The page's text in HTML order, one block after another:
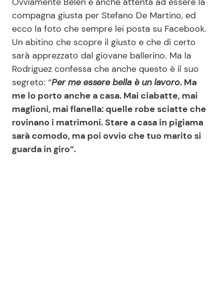
compagna giusta per Stefano De Martino, ed
ecco la foto che sempre lei posta su Facebook.
Un abitino che scopre il giusto e che di certo
sarà apprezzato dal giovane ballerino. Ma la
Rodriguez confessa che anche questo è il suo
segreto: “Per me essere bella è un lavoro. Ma
me lo porto anche a casa. Mai ciabatte, mai
maglioni, mai flanella: quelle robe sciatte che
rovinano i matrimoni.Stare a casa in pigiama
sarà comodo, ma poi ovvio che tuo marito si
guarda in giro“.